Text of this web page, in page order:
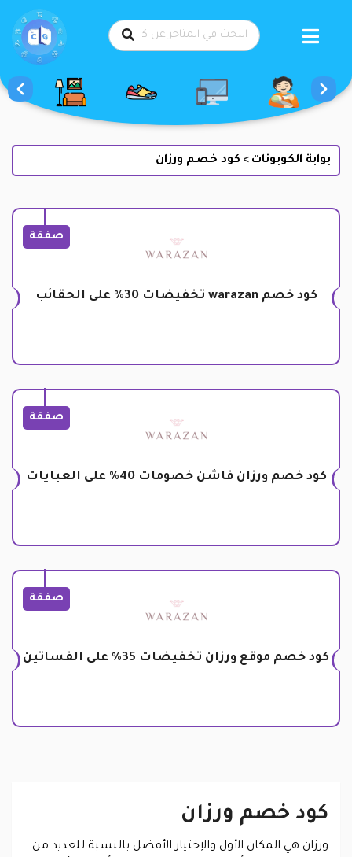
بوابة الكوبونات > كود خصم ورزان
صفقة
كود خصم warazan تخفيضات 30% على الحقائب
صفقة
كود خصم ورزان فاشن خصومات 40% على العبايات
صفقة
كود خصم موقع ورزان تخفيضات 35% على الفساتين
كود خصم ورزان
ورزان هي المكان الأول والإختيار الأفضل بالنسبة للعديد من